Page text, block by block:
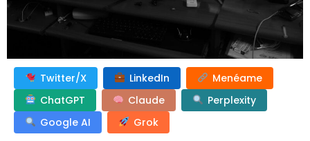
Twitter/X LinkedIn
Menéame
ChatGPT
Claude
Perplexity
Google AI
Grok